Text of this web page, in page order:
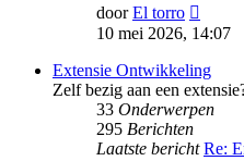
doorEl torro
laatste
10 mei 2026, 14:07
Extensie Ontwikkeling
Zelf bezig aan een
33 Onderwerpen
295 Berichten
Laatste bericht Re: